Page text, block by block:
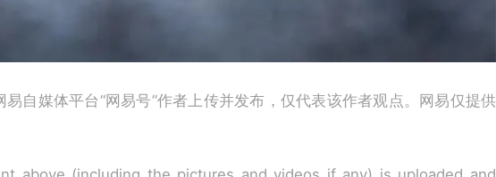
自媒体平台“网易号”作者上传并发布，仅代表该作者观点。网易仅提供